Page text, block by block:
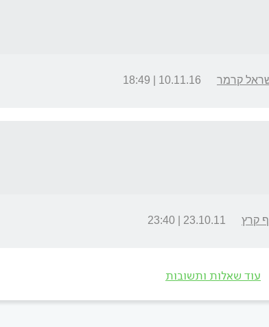
קרמר 10.11.16 | 18:49
קרץ 23.10.11 | 23:40
עוד שאלות ותשובות